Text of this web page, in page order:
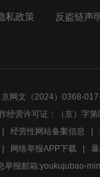
私政策 反盗链声
网文（2024）0368-
经营许可证：（京）字
经营性网站备案信息
网络举报APP下载
举报邮箱:youkujubao-